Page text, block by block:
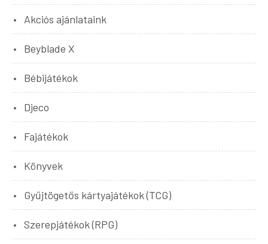
Akciós ajánlataink
Beyblade X
Bébijátékok
Djeco
Fajátékok
Könyvek
Gyűjtögetős kártyajátékok (TCG)
Szerepjátékok (RPG)